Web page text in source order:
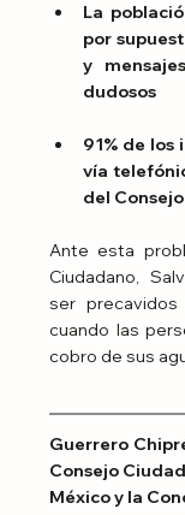
La
por
y
dudosos
91% de
vía
del Consejo
Ante esta
Ciudadano,
ser precavidos
cuando las
cobro de sus
Guerrero
Consejo
México y la